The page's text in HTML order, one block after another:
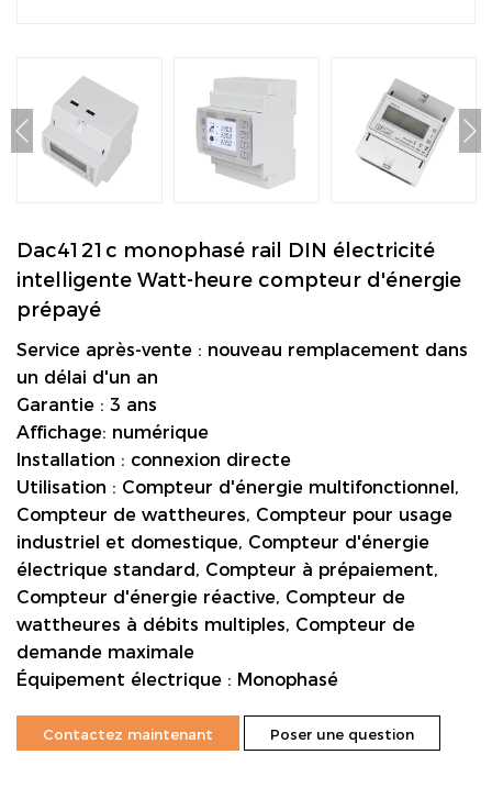
Dac4121c monophasé rail DIN électricité
intelligente Watt-heure compteur d'énergie
prépayé
Service après-vente : nouveau remplacement dans
un délai d'un an
Garantie : 3 ans
Affichage: numérique
Installation : connexion directe
Utilisation : Compteur d'énergie multifonctionnel,
Compteur de wattheures, Compteur pour usage
industriel et domestique, Compteur d'énergie
électrique standard, Compteur à prépaiement,
Compteur d'énergie réactive, Compteur de
wattheures à débits multiples, Compteur de
demande maximale
Équipement électrique : Monophasé
Contactez maintenant Poser une question